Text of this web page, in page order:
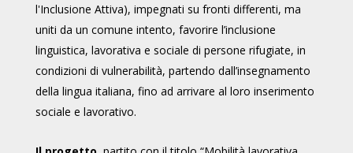
l'Inclusione Attiva), impegnati su fronti differenti, ma
uniti da un comune intento, favorire l’inclusione
linguistica, lavorativa e sociale di persone rifugiate, in
condizioni di vulnerabilità, partendo dall’insegnamento
della lingua italiana, fino ad arrivare al loro inserimento
sociale e lavorativo.